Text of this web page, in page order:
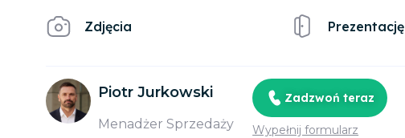
Zdjęcia Prezentację
Piotr Jurkowski
Menadżer Sprzedaży
Zadzwoń teraz
Wypełnij formularz